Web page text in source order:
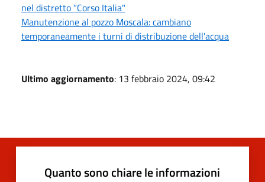
nel distretto “Corso Italia"
Manutenzione al pozzo Moscala: cambiano
temporaneamente i turni di distribuzione dell'acqua
Ultimo aggiornamento: 13 febbraio 2024, 09:42
Quanto sono chiare le informazioni